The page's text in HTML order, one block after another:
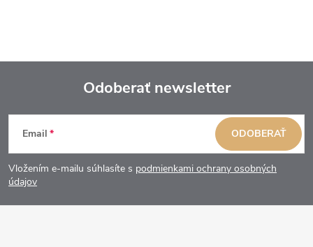
Z
á
p
Odoberať newsletter
Email
Vložením e-mailu súhlasíte s podmienkami ochrany osobných
údajov
ODOBERAŤ